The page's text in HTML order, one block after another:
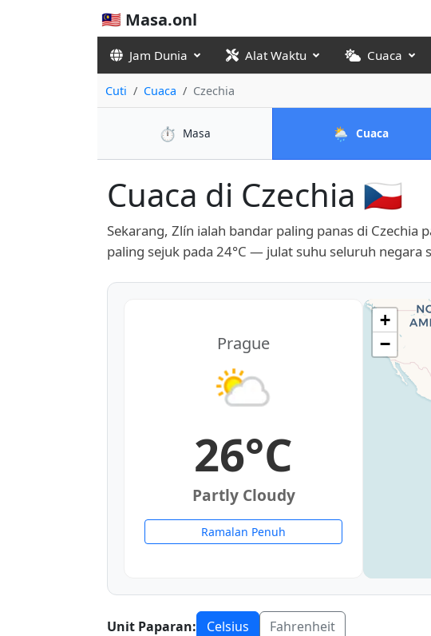
🇲🇾 Masa.onl
Jam Dunia Alat Waktu Cuaca
Cuti Cuaca Czechia
⏱️ Masa 🌦️ Cuaca
Cuaca di Czechia 🇨🇿
Sekarang, Zlín ialah bandar paling panas di Czechia
paling sejuk pada 24°C — julat suhu seluruh negara
Prague
26°C
Partly Cloudy
Ramalan Penuh
+
−
Unit Paparan: Celsius Fahrenheit